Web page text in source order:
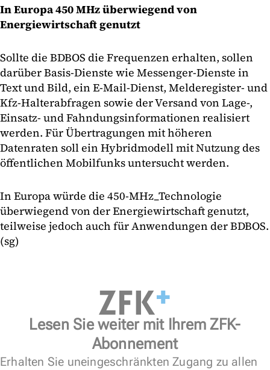
In Europa 450 MHz überwiegend von
Energiewirtschaft genutzt
Sollte die BDBOS die Frequenzen erhalten, sollen
darüber Basis-Dienste wie Messenger-Dienste in
Text und Bild, ein E-Mail-Dienst, Melderegister- und
Kfz-Halterabfragen sowie der Versand von Lage-,
Einsatz- und Fahndungsinformationen realisiert
werden. Für Übertragungen mit höheren
Datenraten soll ein Hybridmodell mit Nutzung des
öffentlichen Mobilfunks untersucht werden.
In Europa würde die 450-MHz_Technologie
überwiegend von der Energiewirtschaft genutzt,
teilweise jedoch auch für Anwendungen der BDBOS.
(sg)
Lesen Sie weiter mit Ihrem ZFK-
Abonnement
Erhalten Sie uneingeschränkten Zugang zu allen